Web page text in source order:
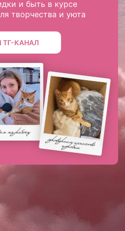
и быть в курсе
творчества и уюта
ТГ-КАНАЛ